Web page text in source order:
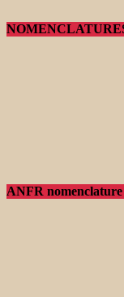
ANFR nomenclature